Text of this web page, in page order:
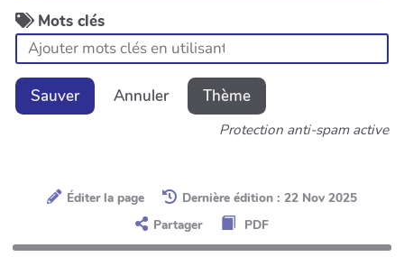
Mots clés
Sauver Annuler Thème
Protection anti-spam active
Éditer la page
Dernière édition : 22 Nov 2025
Partager
PDF